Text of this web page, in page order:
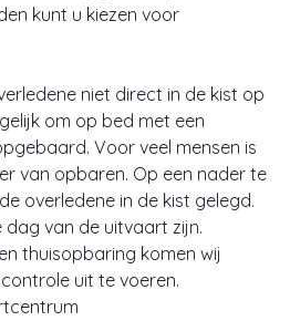
kunt u kiezen voor
niet direct in de kist op
om op bed met een
Voor veel mensen is
van opbaren. Op een nader te
overledene in de kist gelegd.
dag van de uitvaart zijn.
thuisopbaring komen wij
uit te voeren.